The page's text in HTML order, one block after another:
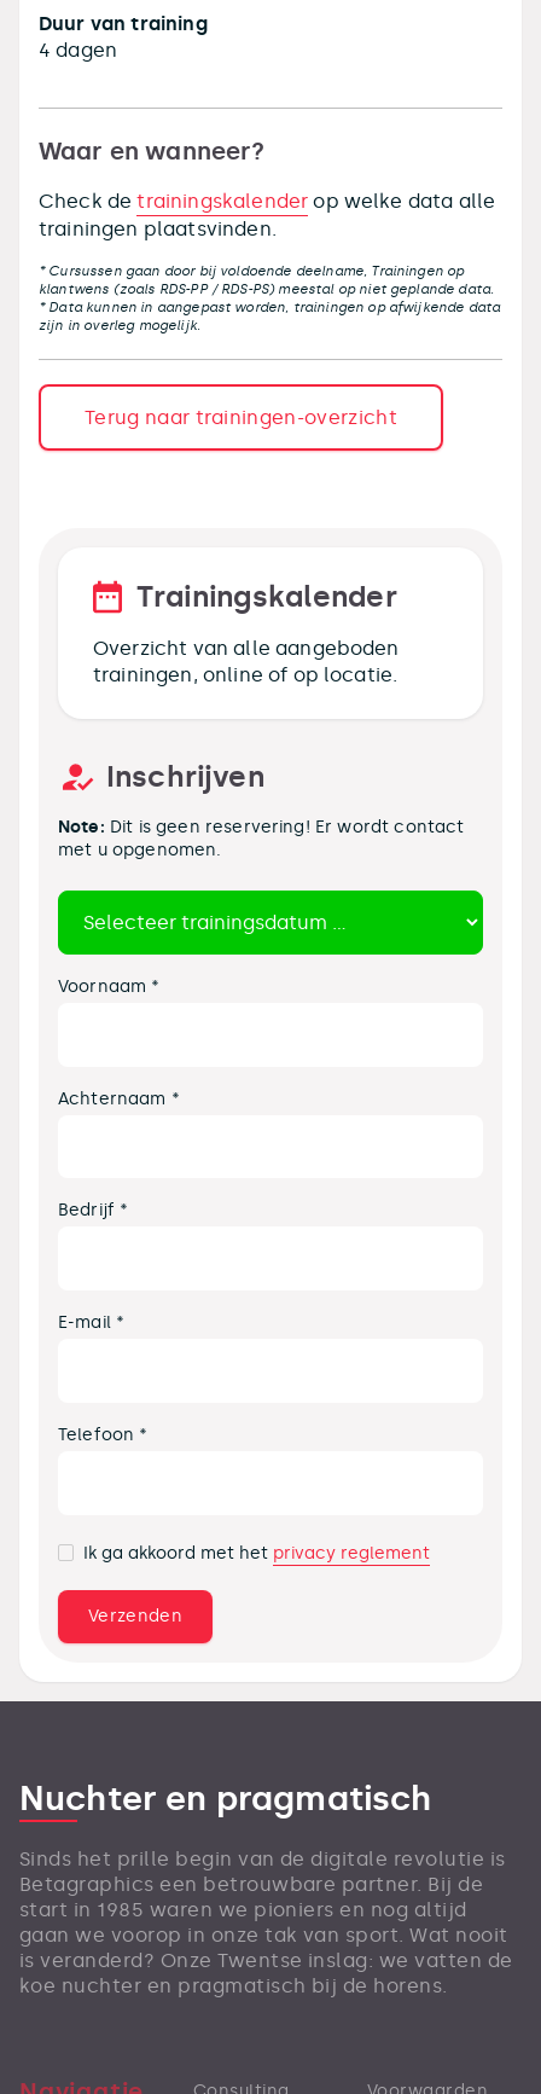
Duur van training
4 dagen
Waar en wanneer?
Check detrainingskalender op welke data alle
trainingen plaatsvinden.
* Cursussen gaan door bij voldoende deelname, Trainingen op
klantwens (zoals RDS-PP / RDS-PS) meestal op niet geplande data.
* Data kunnen in aangepast worden, trainingen op afwijkende data
zijn in overleg mogelijk.
Terug naar trainingen-overzicht
Trainingskalender
Overzicht van alle aangeboden
trainingen, online of op locatie.
Inschrijven
Note: Dit is geen reservering! Er wordt contact
met u opgenomen.
Voornaam *
Achternaam *
Bedrijf *
E-mail *
Telefoon *
Ik ga akkoord met het privacy reglement
Nuchter en pragmatisch
Sinds het prille begin van de digitale revolutie is
Betagraphics een betrouwbare partner. Bij de
start in 1985 waren we pioniers en nog altijd
gaan we voorop in onze tak van sport. Wat nooit
is veranderd? Onze Twentse inslag: we vatten de
koe nuchter en pragmatisch bij de horens.